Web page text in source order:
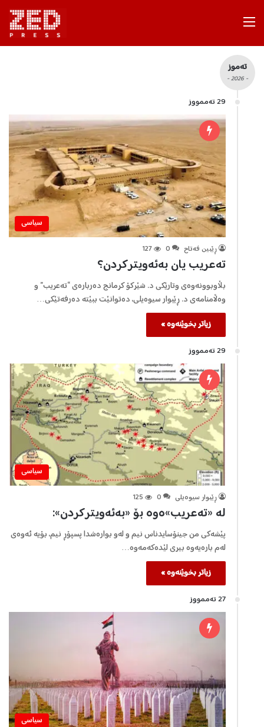
تەموز
- 2026 -
29 تەممووز
سیاسی
ڕێبین فه‌تاح 0
127
تەعریب یان بەئەویترکردن؟
بڵاوبوونەوەی وتارێکی د. شێرکۆ کرمانج دەربارەی “تەعریب” و
وەڵامنامەی د. ڕێبوار سیوەیلی، دەتوانێت ببێتە دەرفەتێکی…
زیاتر بخوێنەوە »
29 تەممووز
سیاسی
ڕێبوار سیوەیلی 0
125
لە «تەعریب»ەوە بۆ «بەئەویترکردن»:
پێشەکی من جینۆسایدناس نیم و لەو بوارەشدا پسپۆڕ نیم، بۆیە ئەوەى
لەم بارەیەوە بیرى لێدەکەمەوە…
زیاتر بخوێنەوە »
27 تەممووز
سیاسی